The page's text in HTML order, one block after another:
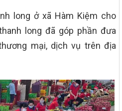
long ở xã Hàm Kiệm cho
long đã góp phần đưa
mại, dịch vụ trên địa